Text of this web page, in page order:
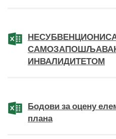
ИНВАЛИДИТЕТОМ
Бодови за оцену
плана